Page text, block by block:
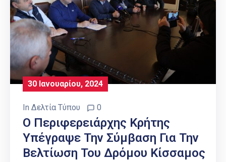
30 Ιανουαρίου, 2024
In Δελτία Τύπου 0
Ο Περιφερειάρχης Κρήτης
Υπέγραψε Την Σύμβαση Για Την
Βελτίωση Του Δρόμου Κίσσαμος